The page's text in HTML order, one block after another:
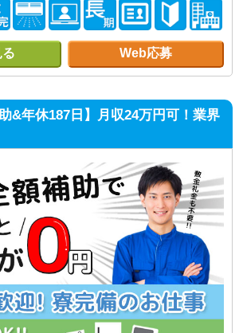
Web応募
&年休187日】月収24万円可！業界